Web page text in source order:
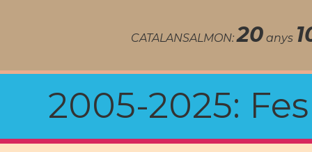
CATALANSALMON:20 anys
2005-2025: